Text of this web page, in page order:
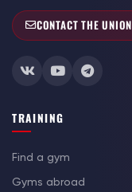
CONTACT THE UNION
TRAINING
Find a gym
Gyms abroad